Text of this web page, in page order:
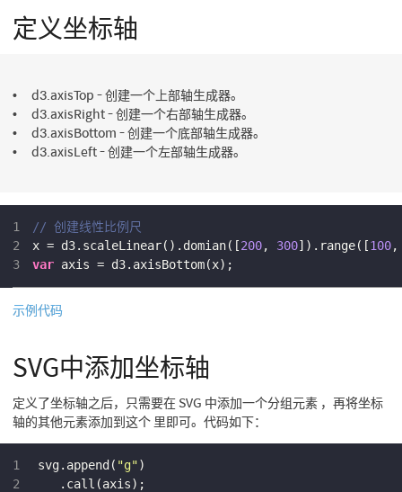
定义坐标轴
d3.axisTop - 创建一个上部轴生成器。
d3.axisRight - 创建一个右部轴生成器。
d3.axisBottom - 创建一个底部轴生成器。
d3.axisLeft - 创建一个左部轴生成器。
1
2
3
// 创建线性比例尺
x = d3.scaleLinear().domian([200, 300]).range([100
var axis = d3.axisBottom(x);
示例代码
SVG中添加坐标轴
定义了坐标轴之后，只需要在 SVG 中添加一个分组元素 ，再将坐标
轴的其他元素添加到这个 里即可。代码如下：
1
2
svg.append( "g")
   .call(axis);